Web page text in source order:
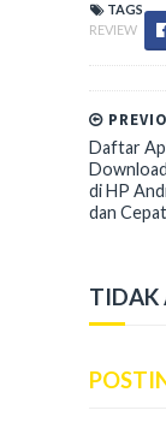
TAGS
REVIEW
Daftar
di HP
dan Cepat
TIDAK